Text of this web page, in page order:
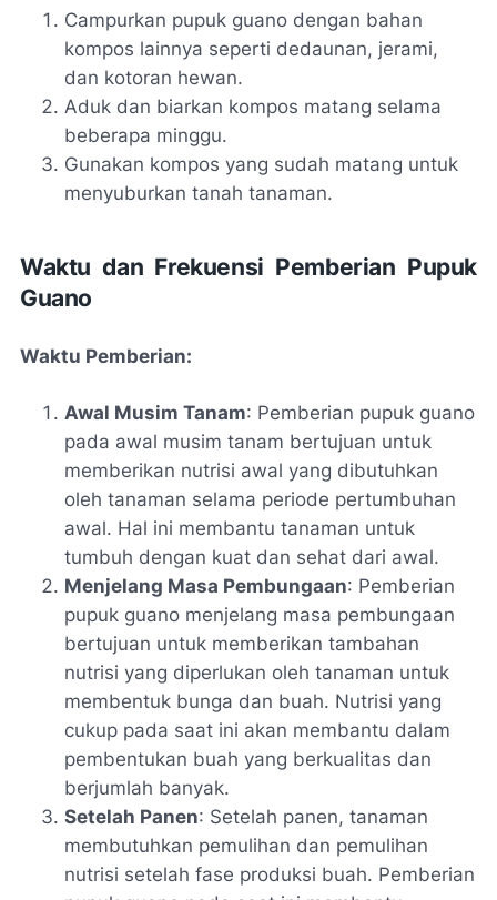
Campurkan pupuk guano dengan bahan
kompos lainnya seperti dedaunan, jerami,
dan kotoran hewan.
Aduk dan biarkan kompos matang selama
beberapa minggu.
Gunakan kompos yang sudah matang untuk
menyuburkan tanah tanaman.
Waktu dan Frekuensi Pemberian Pupuk
Guano
Waktu Pemberian:
Awal Musim Tanam: Pemberian pupuk guano
pada awal musim tanam bertujuan untuk
memberikan nutrisi awal yang dibutuhkan
oleh tanaman selama periode pertumbuhan
awal. Hal ini membantu tanaman untuk
tumbuh dengan kuat dan sehat dari awal.
Menjelang Masa Pembungaan: Pemberian
pupuk guano menjelang masa pembungaan
bertujuan untuk memberikan tambahan
nutrisi yang diperlukan oleh tanaman untuk
membentuk bunga dan buah. Nutrisi yang
cukup pada saat ini akan membantu dalam
pembentukan buah yang berkualitas dan
berjumlah banyak.
Setelah Panen: Setelah panen, tanaman
membutuhkan pemulihan dan pemulihan
nutrisi setelah fase produksi buah. Pemberian